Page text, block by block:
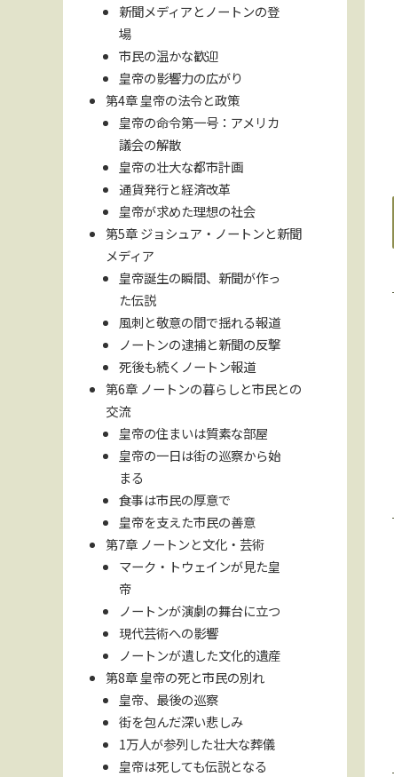
新聞メディアとノートンの登
場
市民の温かな歓迎
皇帝の影響力の広がり
第4章 皇帝の法令と政策
皇帝の命令第一号：アメリカ
議会の解散
皇帝の壮大な都市計画
通貨発行と経済改革
皇帝が求めた理想の社会
第5章 ジョシュア・ノートンと新聞
メディア
皇帝誕生の瞬間、新聞が作っ
た伝説
風刺と敬意の間で揺れる報道
ノートンの逮捕と新聞の反撃
死後も続くノートン報道
第6章 ノートンの暮らしと市民との
交流
皇帝の住まいは質素な部屋
皇帝の一日は街の巡察から始
まる
食事は市民の厚意で
皇帝を支えた市民の善意
第7章 ノートンと文化・芸術
マーク・トウェインが見た皇
帝
ノートンが演劇の舞台に立つ
現代芸術への影響
ノートンが遺した文化的遺産
第8章 皇帝の死と市民の別れ
皇帝、最後の巡察
街を包んだ深い悲しみ
1万人が参列した壮大な葬儀
皇帝は死しても伝説となる